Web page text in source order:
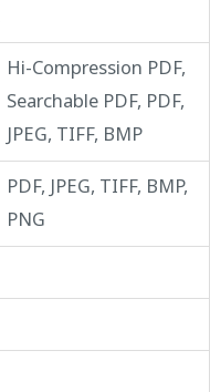
Hi-Compression PDF,
Searchable PDF, PDF,
JPEG, TIFF, BMP
PDF, JPEG, TIFF, BMP,
PNG